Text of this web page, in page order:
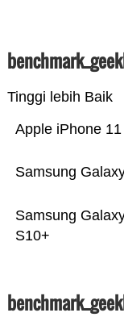
Tinggi lebih Baik
Samsung
S10+
Samsung
Apple iPhone